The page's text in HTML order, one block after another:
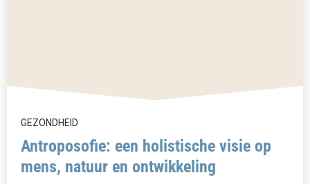
GEZONDHEID
Antroposofie: een holistische visie op
mens, natuur en ontwikkeling